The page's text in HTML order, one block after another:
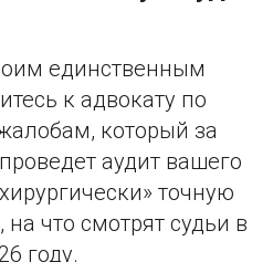
единственным
к адвокату по
который за
аудит вашего
точную
что смотрят судьи в
году.